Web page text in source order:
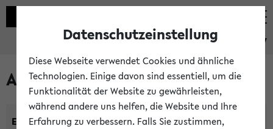
eKVV
Alle Lehrenden
Einrichtung:
Datenschutzeinstellung
Diese Webseite verwendet Cookies und ähnliche
Technologien. Einige davon sind essentiell, um die
Funktionalität der Website zu gewährleisten,
während andere uns helfen, die Website und Ihre
Erfahrung zu verbessern. Falls Sie zustimmen,